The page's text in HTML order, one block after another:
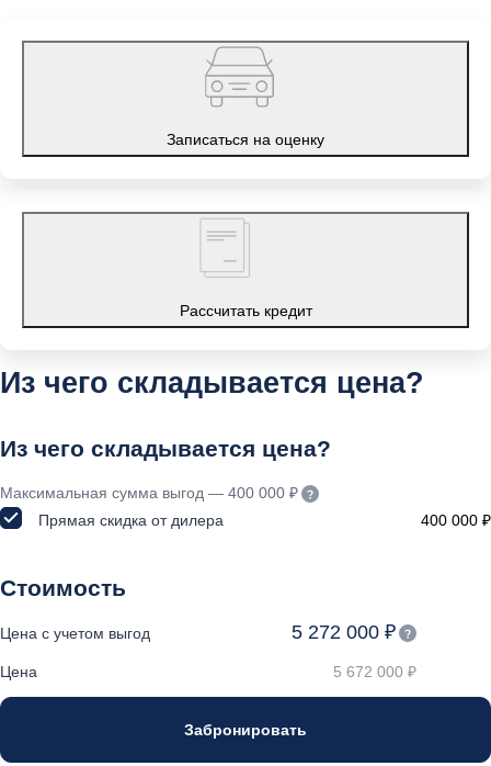
Записаться на оценку
Рассчитать кредит
Из чего складывается цена?
Из чего складывается цена?
Максимальная сумма выгод — 400 000 ₽
Прямая скидка от дилера
400 000 ₽
Стоимость
Цена с учетом выгод 5 272 000 ₽
Цена 5 672 000 ₽
Забронировать